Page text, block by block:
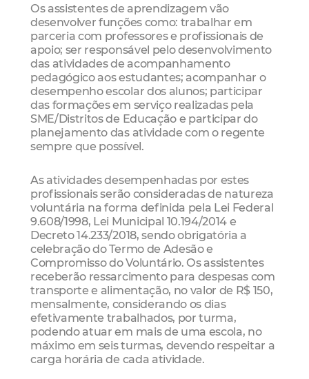
Os assistentes de aprendizagem vão
desenvolver funções como: trabalhar em
parceria com professores e profissionais de
apoio; ser responsável pelo desenvolvimento
das atividades de acompanhamento
pedagógico aos estudantes; acompanhar o
desempenho escolar dos alunos; participar
das formações em serviço realizadas pela
SME/Distritos de Educação e participar do
planejamento das atividade com o regente
sempre que possível.
As atividades desempenhadas por estes
profissionais serão consideradas de natureza
voluntária na forma definida pela Lei Federal
9.608/1998, Lei Municipal 10.194/2014 e
Decreto 14.233/2018, sendo obrigatória a
celebração do Termo de Adesão e
Compromisso do Voluntário. Os assistentes
receberão ressarcimento para despesas com
transporte e alimentação, no valor de R$ 150,
mensalmente, considerando os dias
efetivamente trabalhados, por turma,
podendo atuar em mais de uma escola, no
máximo em seis turmas, devendo respeitar a
carga horária de cada atividade.